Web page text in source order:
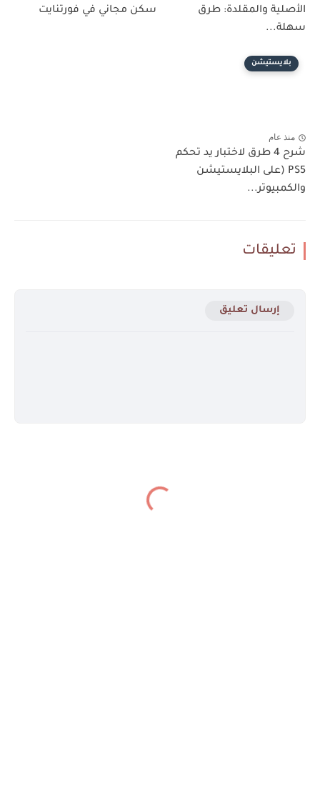
الأصلية والمقلدة: طرق
سهلة...
سكن مجاني في فورتنايت
بلايستيشن
منذ عام
شرح 4 طرق لاختبار يد تحكم
PS5 (على البلايستيشن
والكمبيوتر...
تعليقات
إرسال تعليق